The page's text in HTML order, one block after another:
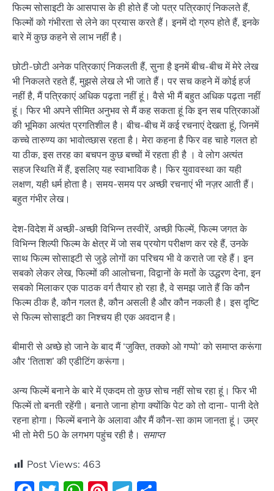
फिल्म सोसाइटी के आसपास के ही होते हैं जो पत्र पत्रिकाएं निकलते हैं,
फिल्मों को गंभीरता से लेने का प्रयास करते हैं। इनमें दो ग्रुप होते हैं, इनके
बारे में कुछ कहने से लाभ नहीं है।
छोटी-छोटी अनेक पत्रिकाएं निकलती हैं, सुना है इनमें बीच-बीच में मेरे लेख
भी निकलते रहते हैं, मुझसे लेख ले भी जाते हैं। पर सच कहने में कोई हर्ज
नहीं है, मैं पत्रिकाएं अधिक पढ़ता नहीं हूं। वैसे भी मैं बहुत अधिक पढ़ता नहीं
हूं। फिर भी अपने सीमित अनुभव से मैं कह सकता हूं कि इन सब पत्रिकाओं
की भूमिका अत्यंत प्रगतिशील है। बीच-बीच में कई रचनाएं देखता हूं, जिनमें
कच्चे तारुण्य का भावोत्व्छास रहता है। मेरा कहना है फिर वह चाहे गलत हो
या ठीक, इस तरह का बचपन कुछ बच्चों में रहता ही है । वे लोग अत्यंत
सहज स्थिति में हैं, इसलिए यह स्वाभाविक है। फिर युवावस्था का यही
लक्षण, यही धर्म होता है। समय-समय पर अच्छी रचनाएं भी नज़र आती हैं।
बहुत गंभीर लेख।
देश-विदेश में अच्छी-अच्छी विभिन्न तस्वीरें, अच्छी फिल्में, फिल्म जगत के
विभिन्न शिल्पी फिल्म के क्षेत्र में जो सब प्रयोग परीक्षण कर रहे हैं, उनके
साथ फिल्म सोसाइटी से जुड़े लोगों का परिचय भी वे कराते जा रहे हैं। इन
सबको लेकर लेख, फिल्मों की आलोचना, विद्वानों के मतों के उद्धरण देना, इन
सबको मिलाकर एक पाठक वर्ग तैयार हो रहा है, वे समझ जाते हैं कि कौन
फिल्म ठीक है, कौन गलत है, कौन असली है और कौन नकली है। इस दृष्टि
से फिल्म सोसाइटी का निश्चय ही एक अवदान है।
बीमारी से अच्छे हो जाने के बाद मैं ‘जुक्ति, तक्को ओ गप्पो’ को समाप्त करूंगा
और ‘तिताश’ की एडीटिंग करूंगा।
अन्य फिल्में बनाने के बारे में एकदम तो कुछ सोच नहीं सोच रहा हूं। फिर भी
फिल्में तो बनती रहेंगी। बनाते जाना होगा क्योंकि पेट को तो दाना- पानी देते
रहना होगा। फिल्में बनाने के अलावा और मैं कौन-सा काम जानता हूं। उम्र
भी तो मेरी 50 के लगभग पहुंच रही है। समाप्त
Post Views: 463